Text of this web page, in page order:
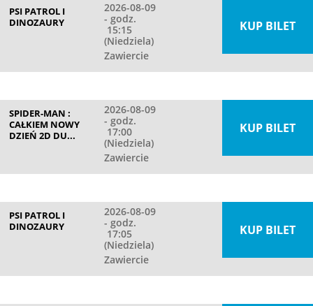
PSI PATROL I
DINOZAURY
2026-08-09
- godz.
15:15
(Niedziela)
Zawiercie
KUP BILET
SPIDER-MAN :
CAŁKIEM NOWY
DZIEŃ 2D DU...
2026-08-09
- godz.
17:00
(Niedziela)
Zawiercie
KUP BILET
PSI PATROL I
DINOZAURY
2026-08-09
- godz.
17:05
(Niedziela)
Zawiercie
KUP BILET